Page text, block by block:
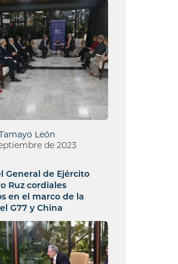
León
de 2023
General de Ejército
Ruz cordiales
en el marco de la
G77 y China